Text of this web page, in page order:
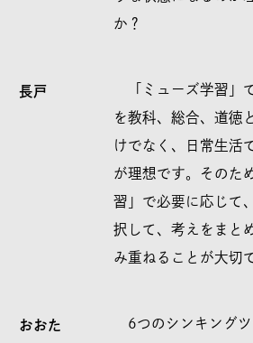
か？
長戸
「ミューズ学習」
を教科、総合、道徳
けでなく、日常生活
が理想です。そのた
習」で必要に応じて
択して、考えをまと
み重ねることが大切
おおた 6つのシンキングツ